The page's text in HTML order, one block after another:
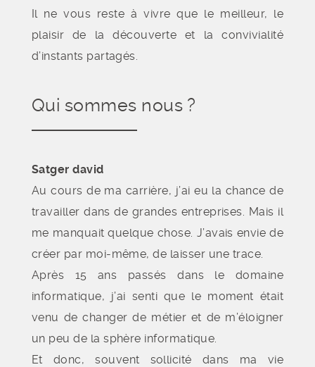
Il ne vous reste à vivre que le meilleur, le
plaisir de la découverte et la convivialité
d’instants partagés.
Qui sommes nous ?
Satger david
Au cours de ma carrière, j’ai eu la chance de
travailler dans de grandes entreprises. Mais il
me manquait quelque chose. J’avais envie de
créer par moi-même, de laisser une trace.
Après 15 ans passés dans le domaine
informatique, j’ai senti que le moment était
venu de changer de métier et de m’éloigner
un peu de la sphère informatique.
Et donc, souvent sollicité dans ma vie